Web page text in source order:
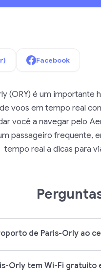
Facebook
(ORY) é um importante
voos em tempo real
você a navegar pelo
passageiro frequente,
tempo real a dicas para
de Paris-Orly ao
Orly tem Wi-Fi gratuito